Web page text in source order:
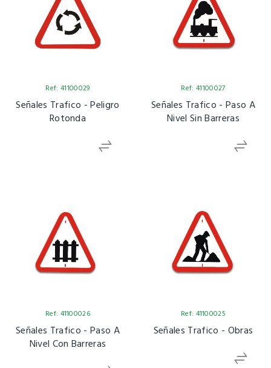
Ref: 41100029
Señales Trafico - Peligro
Rotonda
Ref: 41100027
Señales Trafico - Paso A
Nivel Sin Barreras
Ref: 41100026
Señales Trafico - Paso A
Nivel Con Barreras
Ref: 41100025
Señales Trafico - Obras